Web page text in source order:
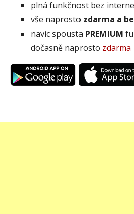
plná funkčnost bez
vše naprosto zdarma a
navíc spousta PREMIUM
dočasně naprosto zdarma